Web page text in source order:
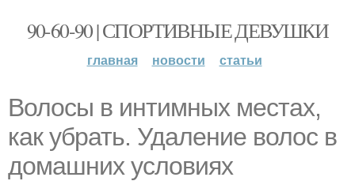
90-60-90 | СПОРТИВНЫЕ ДЕВУШКИ
главная новости статьи
Волосы в интимных местах,
как убрать. Удаление волос в
домашних условиях